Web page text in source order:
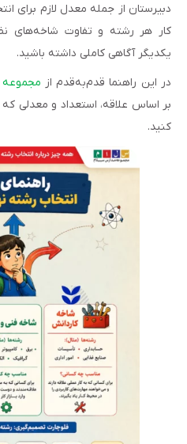
دبیرستان از جمله معدل لازم برای
کار هر رشته و تفاوت شاخه‌های
یکدیگر آگاهی کاملی داشته باشید.
در این راهنما قدم‌به‌قدم از
بر اساس علاقه، استعداد و معدلی که
کنید.